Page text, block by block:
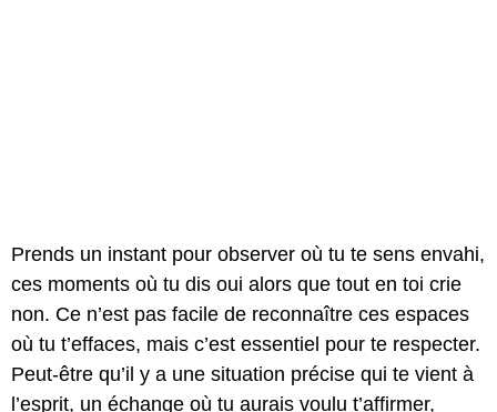
Prends un instant pour observer où tu te sens envahi,
ces moments où tu dis oui alors que tout en toi crie
non. Ce n’est pas facile de reconnaître ces espaces
où tu t’effaces, mais c’est essentiel pour te respecter.
Peut-être qu’il y a une situation précise qui te vient à
l’esprit, un échange où tu aurais voulu t’affirmer,